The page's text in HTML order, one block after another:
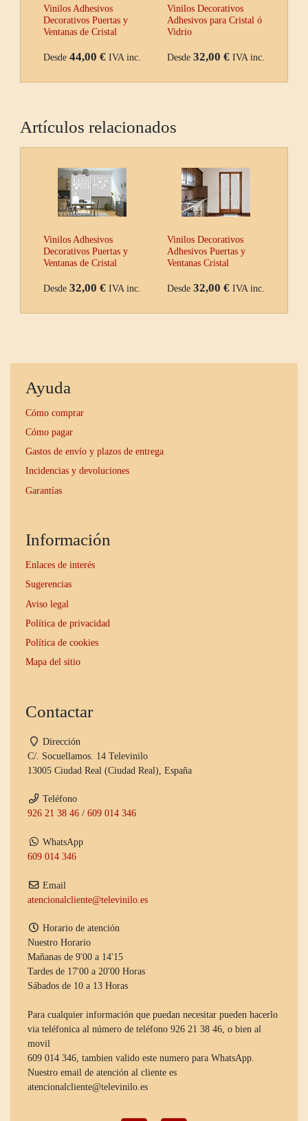
Vinilos Adhesivos
Decorativos Puertas y
Ventanas de Cristal
Desde 44,00 € IVA inc.
Vinilos Decorativos
Adhesivos para Cristal ó
Vidrio
Desde 32,00 € IVA inc.
Artículos relacionados
Vinilos Adhesivos
Decorativos Puertas y
Ventanas de Cristal
Desde 32,00 € IVA inc.
Vinilos Decorativos
Adhesivos Puertas y
Ventanas Cristal
Desde 32,00 € IVA inc.
Ayuda
Cómo comprar
Cómo pagar
Gastos de envío y plazos de entrega
Incidencias y devoluciones
Garantías
Información
Enlaces de interés
Sugerencias
Aviso legal
Política de privacidad
Política de cookies
Mapa del sitio
Contactar
Dirección
C/. Socuellamos. 14 Televinilo
13005 Ciudad Real (Ciudad Real), España
Teléfono
926 21 38 46 /609 014 346
WhatsApp
609 014 346
Email
atencionalcliente@televinilo.es
Horario de atención
Nuestro Horario
Mañanas de 9'00 a 14'15
Tardes de 17'00 a 20'00 Horas
Sábados de 10 a 13 Horas
Para cualquier información que puedan necesitar pueden hacerlo
via teléfonica al número de teléfono 926 21 38 46, o bien al
movil
609 014 346, tambien valido este numero para WhatsApp.
Nuestro email de atención al cliente es
atencionalcliente@televinilo.es